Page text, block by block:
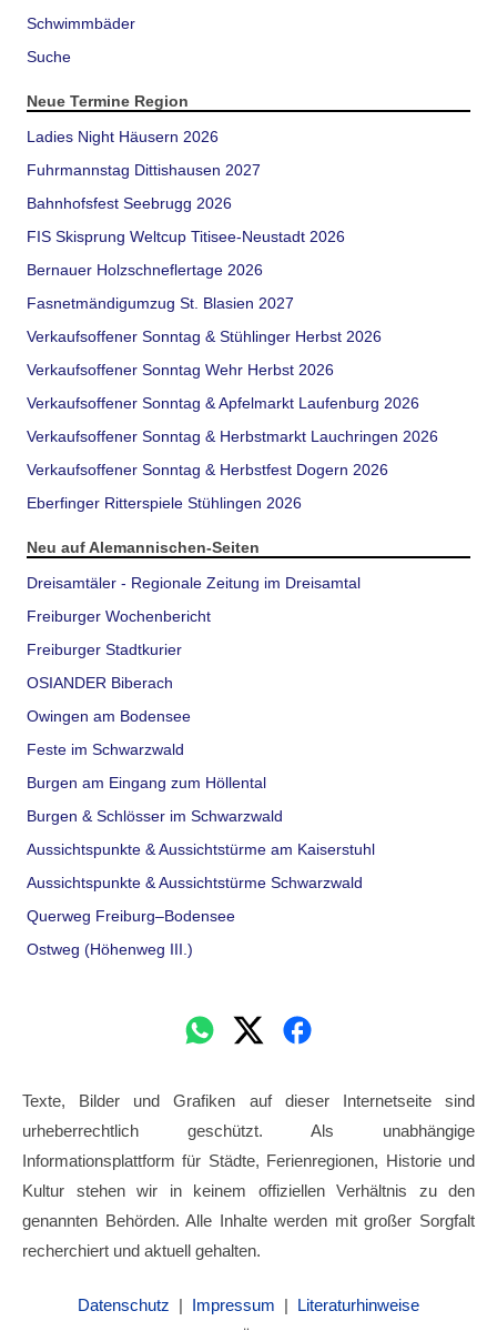
Schwimmbäder
Suche
Neue Termine Region
Ladies Night Häusern 2026
Fuhrmannstag Dittishausen 2027
Bahnhofsfest Seebrugg 2026
FIS Skisprung Weltcup Titisee-Neustadt 2026
Bernauer Holzschneflertage 2026
Fasnetmändigumzug St. Blasien 2027
Verkaufsoffener Sonntag & Stühlinger Herbst 2026
Verkaufsoffener Sonntag Wehr Herbst 2026
Verkaufsoffener Sonntag & Apfelmarkt Laufenburg 2026
Verkaufsoffener Sonntag & Herbstmarkt Lauchringen 2026
Verkaufsoffener Sonntag & Herbstfest Dogern 2026
Eberfinger Ritterspiele Stühlingen 2026
Neu auf Alemannischen-Seiten
Dreisamtäler - Regionale Zeitung im Dreisamtal
Freiburger Wochenbericht
Freiburger Stadtkurier
OSIANDER Biberach
Owingen am Bodensee
Feste im Schwarzwald
Burgen am Eingang zum Höllental
Burgen & Schlösser im Schwarzwald
Aussichtspunkte & Aussichtstürme am Kaiserstuhl
Aussichtspunkte & Aussichtstürme Schwarzwald
Querweg Freiburg–Bodensee
Ostweg (Höhenweg III.)
Texte, Bilder und Grafiken auf dieser Internetseite sind
urheberrechtlich geschützt. Als unabhängige
Informationsplattform für Städte, Ferienregionen, Historie und
Kultur stehen wir in keinem offiziellen Verhältnis zu den
genannten Behörden. Alle Inhalte werden mit großer Sorgfalt
recherchiert und aktuell gehalten.
Datenschutz | Impressum | Literaturhinweise